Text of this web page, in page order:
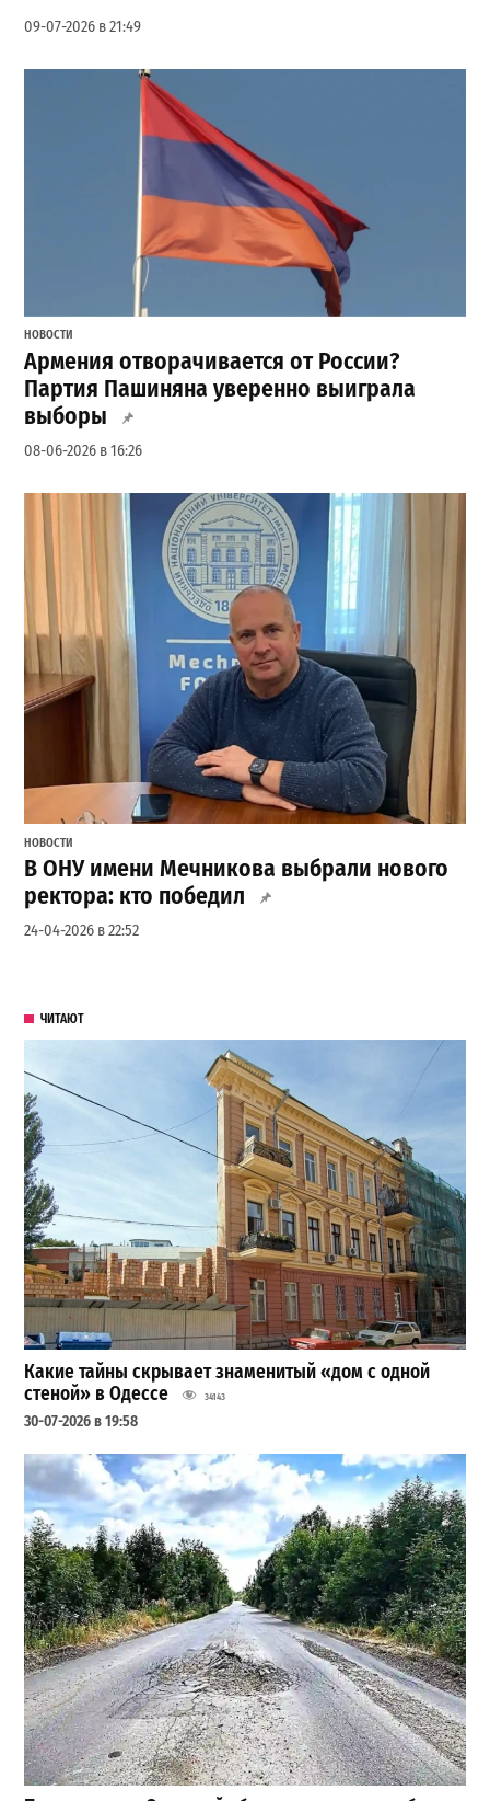
09-07-2026 в 21:49
НОВОСТИ
Армения отворачивается от России?
Партия Пашиняна уверенно выиграла
выборы
08-06-2026 в 16:26
НОВОСТИ
В ОНУ имени Мечникова выбрали нового
ректора: кто победил
24-04-2026 в 22:52
ЧИТАЮТ
Какие тайны скрывает знаменитый «дом с одной
стеной» в Одессе
34143
30-07-2026 в 19:58